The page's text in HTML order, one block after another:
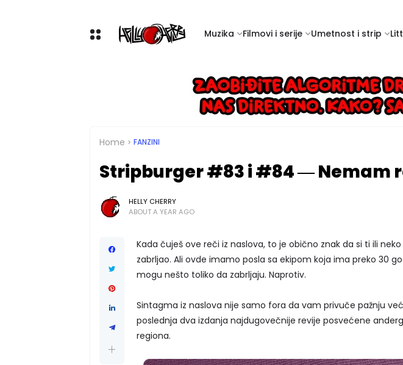
Muzika Filmovi i serije Umetnost i strip
Home FANZINI
Stripburger #83 i #84 ― Nemam
HELLY CHERRY
ABOUT A YEAR AGO
Kada čuješ ove reči iz naslova, to je obično znak da si ti ili
zabrljao. Ali ovde imamo posla sa ekipom koja ima preko 30
mogu nešto toliko da zabrljaju. Naprotiv.
Sintagma iz naslova nije samo fora da vam privuče pažnju
poslednja dva izdanja najdugovečnije revije posvećene
regiona.